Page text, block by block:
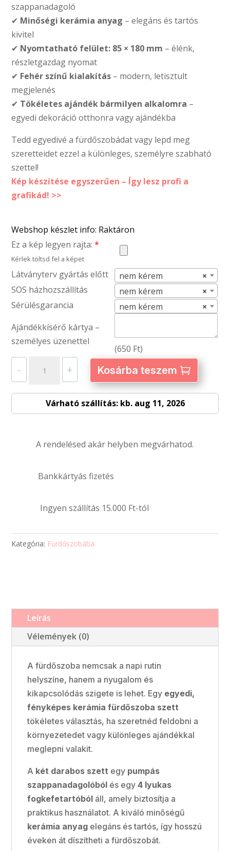
szappanadagoló
✔ Minőségi kerámia anyag – elegáns és tartós
kivitel
✔ Nyomtatható felület: 85 × 180 mm – élénk,
részletgazdag nyomat
✔ Fehér színű kialakítás – modern, letisztult
megjelenés
✔ Tökéletes ajándék bármilyen alkalomra –
egyedi dekoráció otthonra vagy ajándékba
Tedd egyedivé a fürdőszobádat vagy lepd meg
szeretteidet ezzel a különleges, személyre szabható
szettel!
Kép készítése egyszerűen – Így lesz profi a
grafikád! >>
Webshop készlet info: Raktáron
Ez a kép legyen rajta:*
Kérlek töltsd fel a képet
Látványterv gyártás előtt ×
nem kérem
SOS házhozszállítás
×
nem kérem
Sérülésgarancia
×
nem kérem
Ajándékkísérő kártya –
személyes üzenettel
(650 Ft)
-
fürdőszoba
szett
egyedi
és
mennyiség
+ Kosárba teszem
Várható szállítás: kb. aug 11, 2026
A rendelésed akár helyben megvárhatod.
Bankkártyás fizetés
Ingyen szállítás 15.000 Ft-tól
Kategória: Fürdőszobába
Leírás
Vélemények (0)
A fürdőszoba nemcsak a napi rutin
helyszíne, hanem a nyugalom és
kikapcsolódás szigete is lehet. Egy egyedi,
fényképes kerámia fürdőszoba szett
tökéletes választás, ha szeretnéd feldobni a
környezetedet vagy különleges ajándékkal
meglepni valakit.
A két darabos szett egy pumpás
szappanadagolóból és egy4 lyukas
fogkefetartóból áll, amely biztosítja a
praktikus használatot. A kiváló minőségű
kerámia anyag elegáns és tartós, így hosszú
éveken át díszítheti a fürdőszobát.